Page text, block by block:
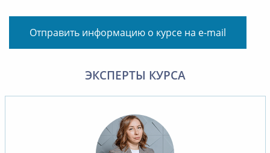
Отправить информацию о курсе на e-mail
ЭКСПЕРТЫ КУРСА